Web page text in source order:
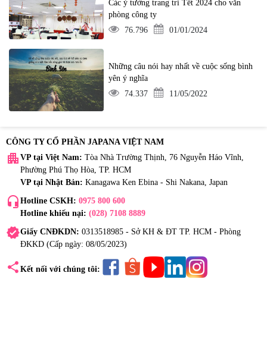
Các ý tưởng trang trí Tết 2024 cho văn
phòng công ty
76.796
01/01/2024
Những câu nói hay nhất về cuộc sống bình
yên ý nghĩa
74.337
11/05/2022
CÔNG TY CỔ PHẦN JAPANA VIỆT NAM
apartment VP tại Việt Nam: Tòa Nhà Trường Thịnh, 76 Nguyễn Háo Vĩnh,
Phường Phú Thọ Hòa, TP. HCM
VP tại Nhật Bản: Kanagawa Ken Ebina - Shi Nakana, Japan
headset_mic Hotline CSKH: 0975 800 600
Hotline khiếu nại: (028) 7108 8889
verifiedGiấy CNĐKDN: 0313518985 - Sở KH & ĐT TP. HCM - Phòng
ĐKKD (Cấp ngày: 08/05/2023)
share Kết nối với chúng tôi: